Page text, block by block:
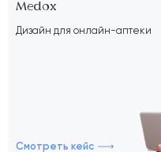
Medox
Дизайн для онлайн-аптеки
Смотреть кейс